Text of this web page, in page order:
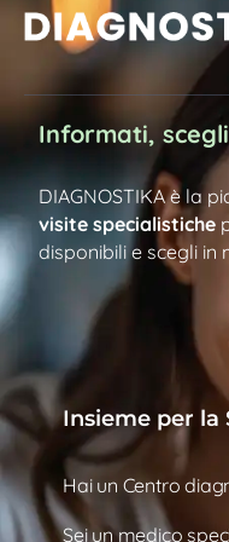
Informati,
DIAGNOSTIKA è la
visite specialistiche
disponibili e scegli in
Insieme per la
Hai un Centro
Sei un medico